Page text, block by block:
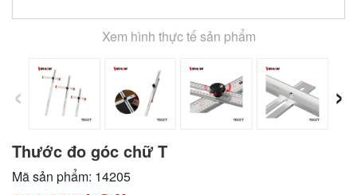
Xem hình thực tế sản phẩm
‹ ›
Thước đo góc chữ T
Mã sản phẩm: 14205